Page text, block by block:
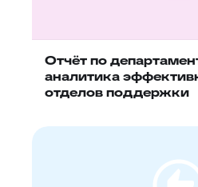
Отчёт по
аналитика
отделов поддержки